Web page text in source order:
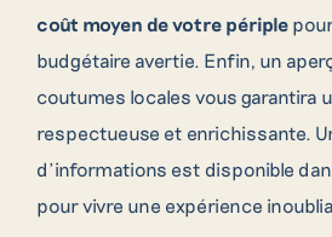
coût moyen de votre périple
budgétaire avertie. Enfin, un
coutumes locales vous garantira
respectueuse et enrichissante.
d’informations est disponible
pour vivre une expérience